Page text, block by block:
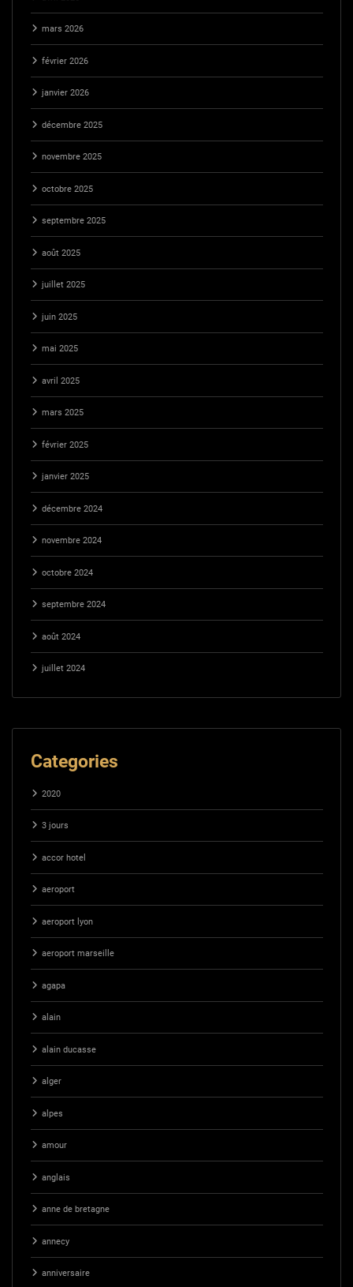
mars 2026
février 2026
janvier 2026
décembre 2025
novembre 2025
octobre 2025
septembre 2025
août 2025
juillet 2025
juin 2025
mai 2025
avril 2025
mars 2025
février 2025
janvier 2025
décembre 2024
novembre 2024
octobre 2024
septembre 2024
août 2024
juillet 2024
Categories
2020
3 jours
accor hotel
aeroport
aeroport lyon
aeroport marseille
agapa
alain
alain ducasse
alger
alpes
amour
anglais
anne de bretagne
annecy
anniversaire